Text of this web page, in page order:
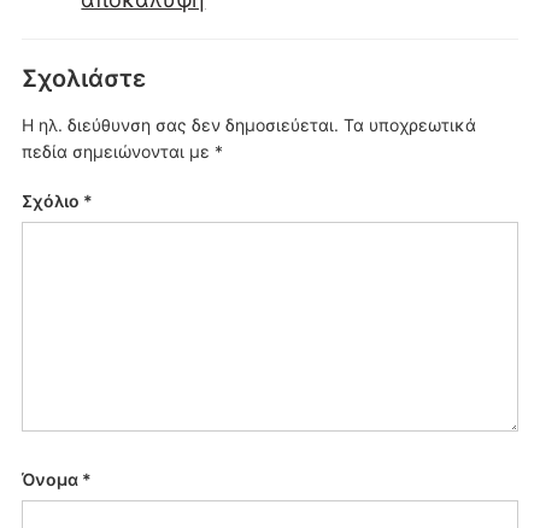
Σχολιάστε
Η ηλ. διεύθυνση σας δεν δημοσιεύεται. Τα υποχρεωτικά
πεδία σημειώνονται με *
Σχόλιο *
Όνομα *